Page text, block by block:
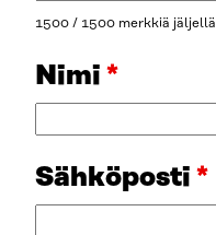
1500 / 1500 merkkiä jäljellä
Nimi *
Sähköposti *